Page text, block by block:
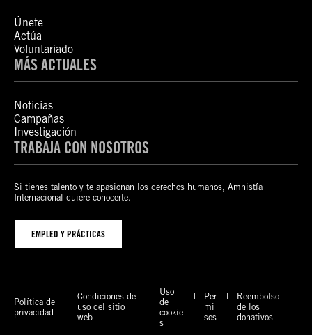
Únete
Actúa
Voluntariado
MÁS ACTUALES
Noticias
Campañas
Investigación
TRABAJA CON NOSOTROS
Si tienes talento y te apasionan los derechos humanos, Amnistía
Internacional quiere conocerte.
EMPLEO Y PRÁCTICAS
Política de
privacidad
Condiciones de
uso del sitio
web
Uso
de
cookie
s
Per
mi
sos
Reembolso
de los
donativos